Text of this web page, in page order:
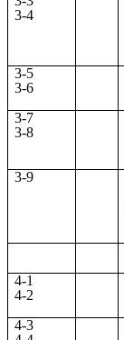
3-4
3-5
3-6
3-7
3-8
3-9
4-1
4-2
4-3